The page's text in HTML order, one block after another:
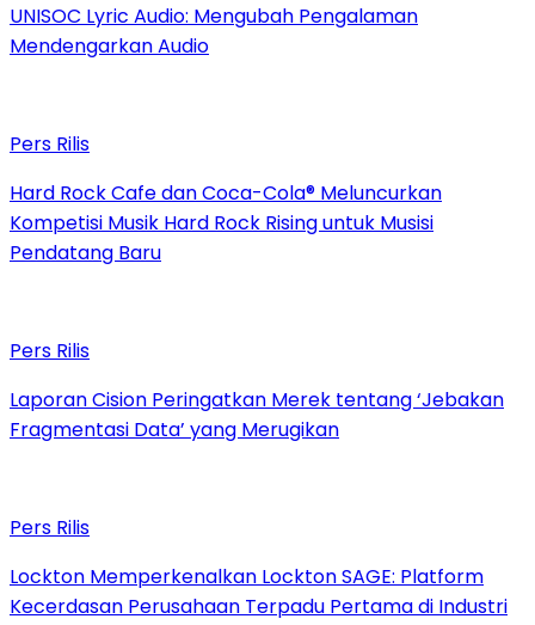
UNISOC Lyric Audio: Mengubah Pengalaman
Mendengarkan Audio
Pers Rilis
Hard Rock Cafe dan Coca-Cola® Meluncurkan
Kompetisi Musik Hard Rock Rising untuk Musisi
Pendatang Baru
Pers Rilis
Laporan Cision Peringatkan Merek tentang ‘Jebakan
Fragmentasi Data’ yang Merugikan
Pers Rilis
Lockton Memperkenalkan Lockton SAGE: Platform
Kecerdasan Perusahaan Terpadu Pertama di Industri